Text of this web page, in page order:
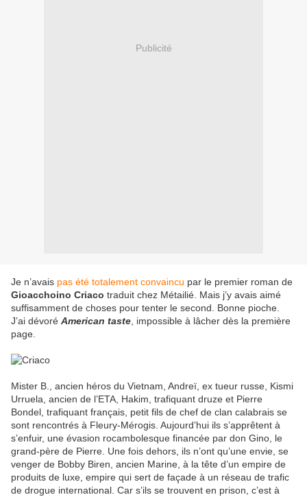
Publicité
Je n’avais pas été totalement convaincu par le premier roman de
Gioacchoino Criaco traduit chez Métailié. Mais j’y avais aimé
suffisamment de choses pour tenter le second. Bonne pioche.
J’ai dévoré American taste , impossible à lâcher dès la première
page.
Mister B., ancien héros du Vietnam, Andreï, ex tueur russe, Kismi
Urruela, ancien de l’ETA, Hakim, trafiquant druze et Pierre
Bondel, trafiquant français, petit fils de chef de clan calabrais se
sont rencontrés à Fleury-Mérogis. Aujourd’hui ils s’apprêtent à
s’enfuir, une évasion rocambolesque financée par don Gino, le
grand-père de Pierre. Une fois dehors, ils n’ont qu’une envie, se
venger de Bobby Biren, ancien Marine, à la tête d’un empire de
produits de luxe, empire qui sert de façade à un réseau de trafic
de drogue international. Car s’ils se trouvent en prison, c’est à